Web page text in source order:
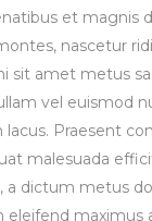
et magnis
nascetur
sit amet metus
vel euismod
Praesent
malesuada
a dictum metus
eleifend maximus